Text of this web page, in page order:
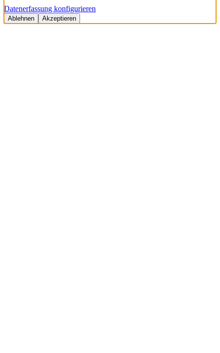
Datenerfassung konfigurieren
Ablehnen Akzeptieren